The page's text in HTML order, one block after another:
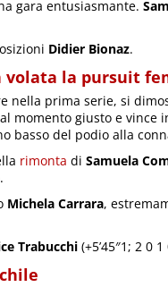
gara entusiasmante.
Didier Bionaz.
volata la pursuit
nella prima serie, si
momento giusto e vince
basso del podio alla
rimonta di Samuela
Michela Carrara,
Trabucchi (+5’45″1; 2 0 1